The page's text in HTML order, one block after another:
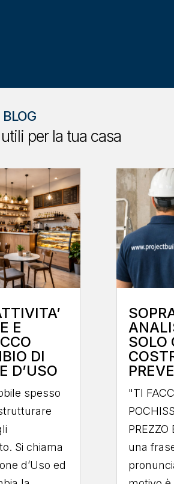
per la tua casa
E
DI
D’USO
spesso
Si chiama
d’Uso ed
SOLO
"TI
una